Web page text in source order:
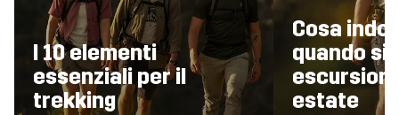
I 10 elementi
essenziali per il
trekking
Cosa
quando si
estate